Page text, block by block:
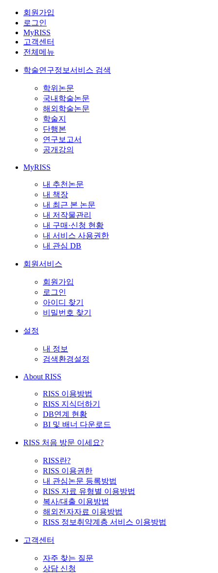
회원가입
로그인
MyRISS
고객센터
전체메뉴
학술연구정보서비스 검색
학위논문
국내학술논문
해외학술논문
학술지
단행본
연구보고서
공개강의
MyRISS
내 추천논문
내 책장
내 최근 본 논문
내 저작물관리
내 구매·신청 현황
내 서비스 사용권한
내 관심 DB
회원서비스
회원가입
로그인
아이디 찾기
비밀번호 찾기
설정
내 정보
검색환경설정
About RISS
RISS 이용방법
RISS 지식더하기
DB연계 현황
BI 및 배너 다운로드
RISS 처음 방문 이세요?
RISS란?
RISS 이용권한
내 관심논문 등록방법
RISS 자료 유형별 이용방법
복사/대출 이용방법
해외전자자료 이용방법
RISS 정보취약계층 서비스 이용방법
고객센터
자주 찾는 질문
상담 신청